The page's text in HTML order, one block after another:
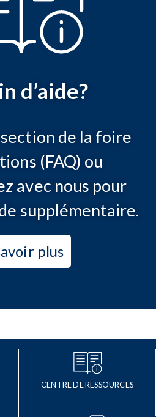
d’aide?
de la foire
(FAQ) ou
avec nous pour
supplémentaire.
plus
CENTRE DE RESSOURCES